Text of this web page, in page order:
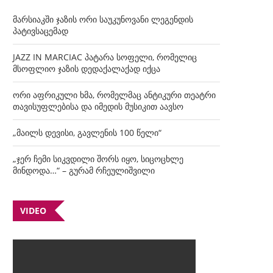
მარსიაკში ჯაზის ორი საუკუნოვანი ლეგენდის
პატივსაცემად
JAZZ IN MARCIAC პატარა სოფელი, რომელიც
მსოფლიო ჯაზის დედაქალაქად იქცა
ორი აფრიკული ხმა, რომელმაც ანტიკური თეატრი
თავისუფლებისა და იმედის მუსიკით აავსო
„მაილს დევისი, გავლენის 100 წელი“
„ჯერ ჩემი სიკვდილი შორს იყო, სიცოცხლე
მინდოდა…“ – გურამ რჩეულიშვილი
VIDEO